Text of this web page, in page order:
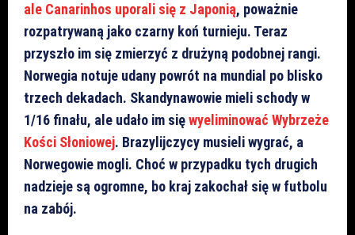
ale Canarinhos uporali się z Japonią, poważnie
rozpatrywaną jako czarny koń turnieju. Teraz
przyszło im się zmierzyć z drużyną podobnej rangi.
Norwegia notuje udany powrót na mundial po blisko
trzech dekadach. Skandynawowie mieli schody w
1/16 finału, ale udało im sięwyeliminować Wybrzeże
Kości Słoniowej. Brazylijczycy musieli wygrać, a
Norwegowie mogli. Choć w przypadku tych drugich
nadzieje są ogromne, bo kraj zakochał się w futbolu
na zabój.